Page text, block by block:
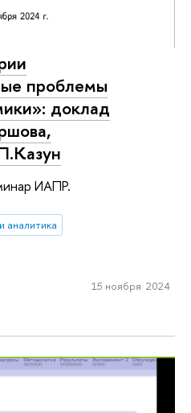
проблемы
доклад
ИАПР.
аналитика
15 ноября 2024